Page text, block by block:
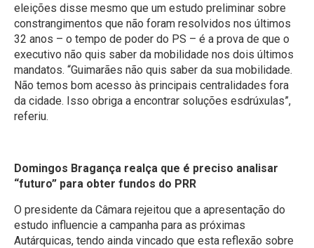
eleições disse mesmo que um estudo preliminar sobre
constrangimentos que não foram resolvidos nos últimos
32 anos – o tempo de poder do PS – é a prova de que o
executivo não quis saber da mobilidade nos dois últimos
mandatos. “Guimarães não quis saber da sua mobilidade.
Não temos bom acesso às principais centralidades fora
da cidade. Isso obriga a encontrar soluções esdrúxulas”,
referiu.
Domingos Bragança realça que é preciso analisar
“futuro” para obter fundos do PRR
O presidente da Câmara rejeitou que a apresentação do
estudo influencie a campanha para as próximas
Autárquicas, tendo ainda vincado que esta reflexão sobre